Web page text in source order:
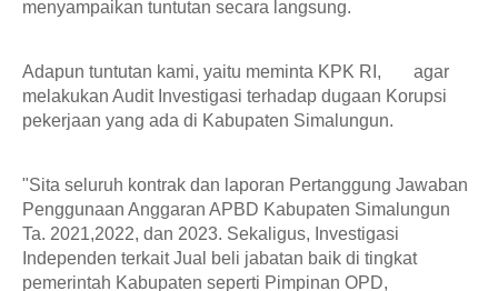
menyampaikan tuntutan secara langsung.
Adapun tuntutan kami, yaitu meminta KPK RI,
agar
melakukan Audit Investigasi terhadap dugaan Korupsi
pekerjaan yang ada di Kabupaten Simalungun.
"Sita seluruh kontrak dan laporan Pertanggung Jawaban
Penggunaan Anggaran APBD Kabupaten Simalungun
Ta. 2021,2022, dan 2023. Sekaligus, Investigasi
Independen terkait Jual beli jabatan baik di tingkat
pemerintah Kabupaten seperti Pimpinan OPD,